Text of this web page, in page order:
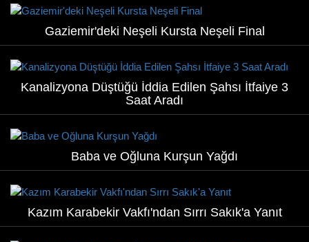
Gaziemir'deki Neşeli Kursta Neşeli Final
Kanalizyona Düştüğü İddia Edilen Şahsı İtfaiye 3
Saat Aradı
Baba ve Oğluna Kurşun Yağdı
Kazım Karabekir Vakfı'ndan Sırrı Sakık'a Yanıt